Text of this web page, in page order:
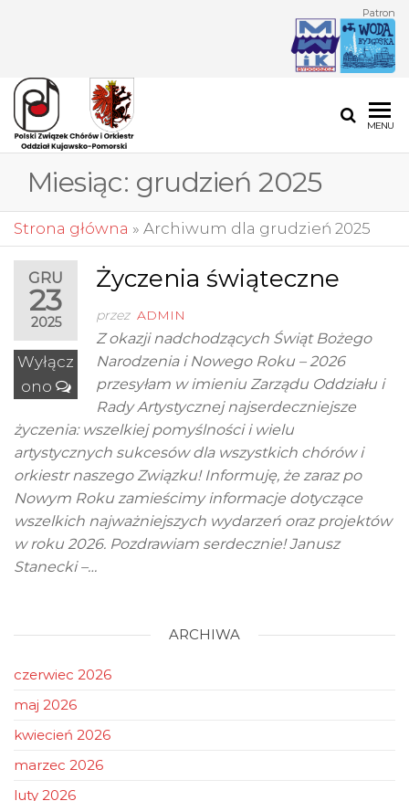
Patron
ZWIĄZEK
CHÓRÓW I
ORKIESTR
ODDZIAŁ
KUJAWSKO-
POMORSKI
Orkiestr
Kujawsko-
Pomorski
MENU
Miesiąc: grudzień 2025
Strona główna » Archiwum dla grudzień 2025
GRU
23
2025
Wyłącz
ono
Życzenia świąteczne
przez ADMIN
Z okazji nadchodzących Świąt Bożego
Narodzenia i Nowego Roku – 2026
przesyłam w imieniu Zarządu Oddziału i
Rady Artystycznej najserdeczniejsze
życzenia: wszelkiej pomyślności i wielu
artystycznych sukcesów dla wszystkich chórów i
orkiestr naszego Związku! Informuję, że zaraz po
Nowym Roku zamieścimy informacje dotyczące
wszelkich najważniejszych wydarzeń oraz projektów
w roku 2026. Pozdrawiam serdecznie! Janusz
Stanecki –…
ARCHIWA
czerwiec 2026
maj 2026
kwiecień 2026
marzec 2026
luty 2026